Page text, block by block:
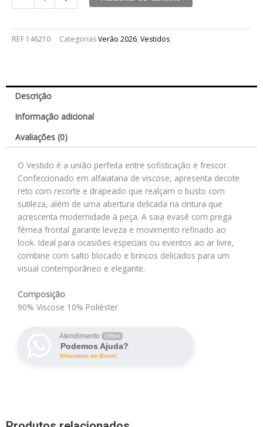
REF 146210 CategoriasVerão 2026, Vestidos
Descrição
Informação adicional
Avaliações (0)
O Vestido é a união perfeita entre sofisticação e frescor.
Confeccionado em alfaiataria de viscose, apresenta decote
reto com recorte e drapeado que realçam o busto com
sutileza, além de uma abertura delicada na cintura que
acrescenta modernidade à peça. A saia evasê com prega
fêmea frontal garante leveza e movimento refinado ao
look. Ideal para ocasiões especiais ou eventos ao ar livre,
combine com salto blocado e brincos delicados para um
visual contemporâneo e elegante.
Composição
90% Viscose 10% Poliéster
Atendimento Offline
Podemos Ajuda?
Voltaremos em Breve!